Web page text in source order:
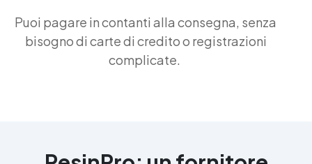
Puoi pagare in contanti alla consegna, senza
bisogno di carte di credito o registrazioni
complicate.